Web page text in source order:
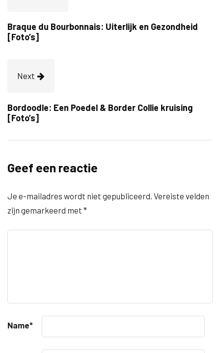
Braque du Bourbonnais: Uiterlijk en Gezondheid
[Foto’s]
Next
Bordoodle: Een Poedel & Border Collie kruising
[Foto’s]
Geef een reactie
Je e-mailadres wordt niet gepubliceerd. Vereiste velden
zijn gemarkeerd met *
Name*